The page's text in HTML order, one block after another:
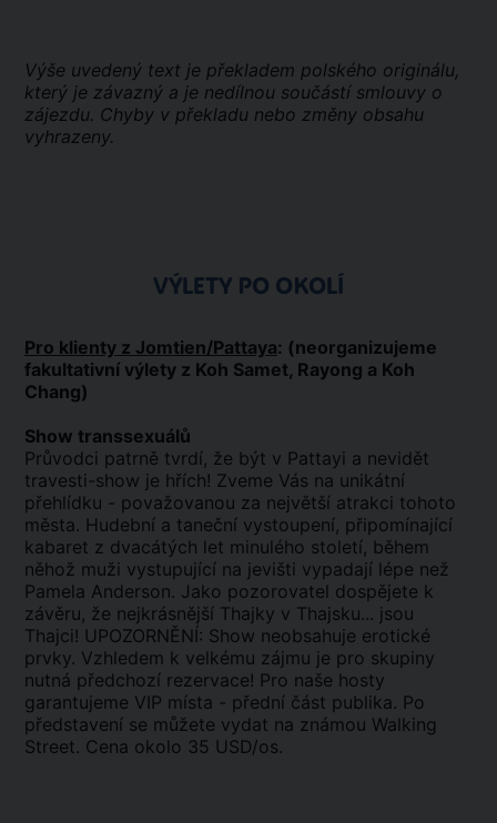
Výše uvedený text je překladem polského originálu,
který je závazný a je nedílnou součástí smlouvy o
zájezdu. Chyby v překladu nebo změny obsahu
vyhrazeny.
VÝLETY PO OKOLÍ
Pro klienty z Jomtien/Pattaya: (neorganizujeme
fakultativní výlety z Koh Samet, Rayong a Koh
Chang)
Show transsexuálů
Průvodci patrně tvrdí, že být v Pattayi a nevidět
travesti-show je hřích! Zveme Vás na unikátní
přehlídku - považovanou za největší atrakci tohoto
města. Hudební a taneční vystoupení, připomínající
kabaret z dvacátých let minulého století, během
něhož muži vystupující na jevišti vypadají lépe než
Pamela Anderson. Jako pozorovatel dospějete k
závěru, že nejkrásnější Thajky v Thajsku... jsou
Thajci! UPOZORNĚNÍ: Show neobsahuje erotické
prvky. Vzhledem k velkému zájmu je pro skupiny
nutná předchozí rezervace! Pro naše hosty
garantujeme VIP místa - přední část publika. Po
představení se můžete vydat na známou Walking
Street. Cena okolo 35 USD/os.